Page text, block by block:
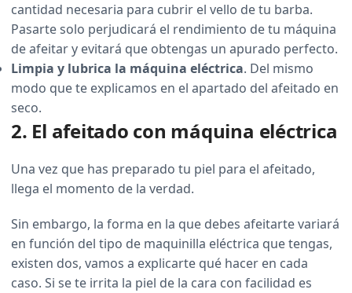
cantidad necesaria para cubrir el vello de tu barba.
Pasarte solo perjudicará el rendimiento de tu máquina
de afeitar y evitará que obtengas un apurado perfecto.
Limpia y lubrica la máquina eléctrica. Del mismo
modo que te explicamos en el apartado del afeitado en
seco.
2. El afeitado con máquina eléctrica
Una vez que has preparado tu piel para el afeitado,
llega el momento de la verdad.
Sin embargo, la forma en la que debes afeitarte variará
en función del tipo de maquinilla eléctrica que tengas,
existen dos, vamos a explicarte qué hacer en cada
caso. Si se te irrita la piel de la cara con facilidad es